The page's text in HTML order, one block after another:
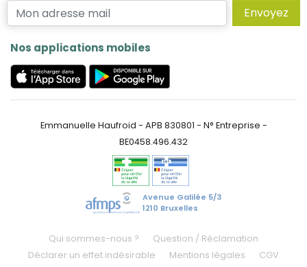
Envoyez
Nos applications mobiles
Emmanuelle Haufroid - APB 830801 - N° Entreprise -
BE0458.496.432
Avenue Galilée 5/3
1210 Bruxelles
Qui sommes-nous ?
Question / Réclamation
Déclarer un effet indésirable
Mentions légales
CGV